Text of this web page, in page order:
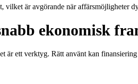
vilket är avgörande när affärsmöjligheter
ekonomisk
är ett verktyg. Rätt använt kan